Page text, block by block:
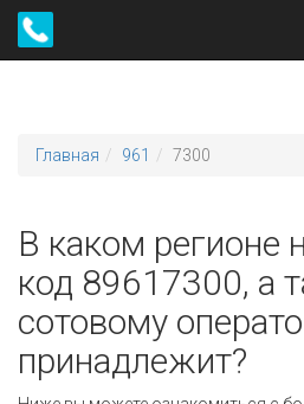
Главная 961 7300
В каком регионе
код 89617300, а
сотовому
принадлежит?